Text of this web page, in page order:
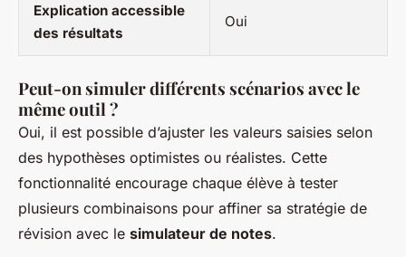
Explication accessible
des résultats
Oui
Peut-on simuler différents scénarios avec le
même outil ?
Oui, il est possible d’ajuster les valeurs saisies selon
des hypothèses optimistes ou réalistes. Cette
fonctionnalité encourage chaque élève à tester
plusieurs combinaisons pour affiner sa stratégie de
révision avec le simulateur de notes.